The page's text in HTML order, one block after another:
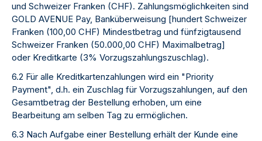
und Schweizer Franken (CHF). Zahlungsmöglichkeiten sind
GOLD AVENUE Pay, Banküberweisung [hundert Schweizer
Franken (100,00 CHF) Mindestbetrag und fünfzigtausend
Schweizer Franken (50.000,00 CHF) Maximalbetrag]
oder Kreditkarte (3% Vorzugszahlungszuschlag).
6.2 Für alle Kreditkartenzahlungen wird ein "Priority
Payment", d.h. ein Zuschlag für Vorzugszahlungen, auf den
Gesamtbetrag der Bestellung erhoben, um eine
Bearbeitung am selben Tag zu ermöglichen.
6.3 Nach Aufgabe einer Bestellung erhält der Kunde eine